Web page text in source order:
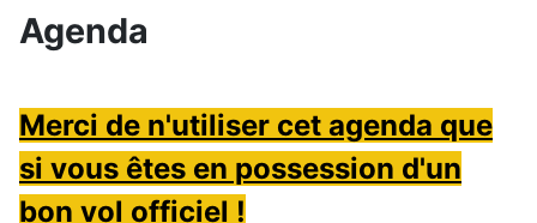
Agenda
Merci de n'utiliser cet agenda que
si vous êtes en possession d'un
bon vol officiel !